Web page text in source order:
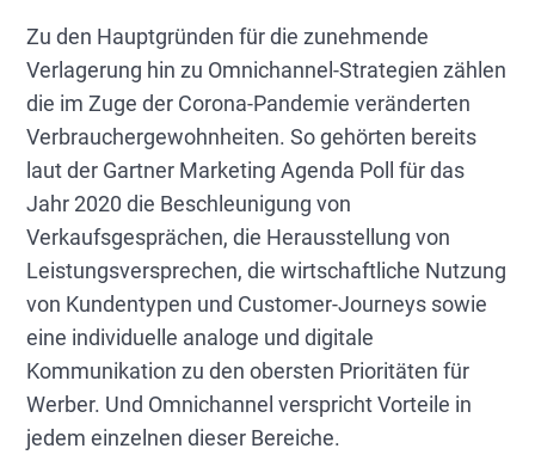
Zu den Hauptgründen für die zunehmende
Verlagerung hin zu Omnichannel-Strategien zählen
die im Zuge der Corona-Pandemie veränderten
Verbrauchergewohnheiten. So gehörten bereits
laut der Gartner Marketing Agenda Poll für das
Jahr 2020 die Beschleunigung von
Verkaufsgesprächen, die Herausstellung von
Leistungsversprechen, die wirtschaftliche Nutzung
von Kundentypen und Customer-Journeys sowie
eine individuelle analoge und digitale
Kommunikation zu den obersten Prioritäten für
Werber. Und Omnichannel verspricht Vorteile in
jedem einzelnen dieser Bereiche.